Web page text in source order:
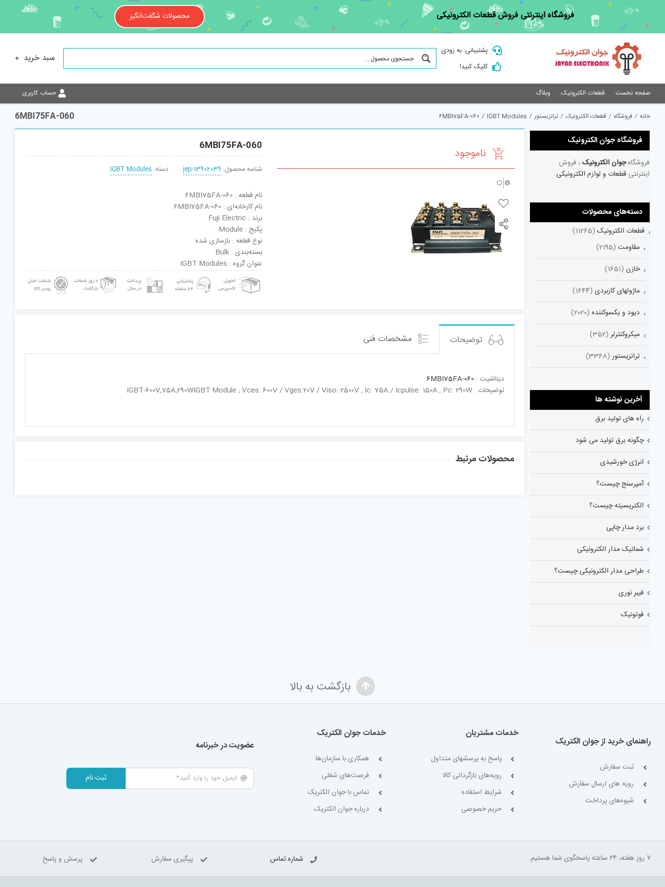
content
فروشگاه اینترنتی فروش قطعات الکترونیکی محصولات شگفت‌انگیز
پشتیبانی: به زودی
کلیک کنید!
سبد خرید 0
صفحه نخست قطعات الکترونیک وبلاگ حساب کاربری
6MBI75FA-060 خانه / فروشگاه / قطعات الکترونیک / ترانزیستور /
IGBT Modules
/
6MBI75FA-060
ناموجود 6MBI75FA-060
شناسه محصول: jep-13902039 دسته: IGBT Modules
نام قطعه : 6MBI75FA-060
نام کارخانه‌ای : 6MBI75FA-060
برند : Fuji Electric
پکیج : Module
نوع قطعه : بازسازی شده
بسته‌بندی : Bulk
عنوان گروه : IGBT Modules
توضیحات مشخصات فنی
دیتاشیت : 6MBI75FA-060
توضیحات : IGBT-600V,75A,290WIGBT Module ; Vces: 600V / Vges:20V / Viso: 2500V , Ic: 75A / Icpulse: 150A , Pc: 290W
محصولات مرتبط
فروشگاه جوان الکترونیک
فروشگاهجوان الکترونیک ، فروش
اینترنتی قطعات و لوازم الکترونیکی
دسته‌های محصولات
قطعات الکترونیک (11265)
مقاومت (2195)
خازن (1651)
ماژولهای کاربردی (1644)
دیود و یکسوکننده (2020)
میکروکنترلر (352)
ترانزیستور (3368)
آخرین نوشته ها
راه های تولید برق
چگونه برق تولید می شود
انرژی خورشیدی
آمپرسنج چیست؟
الکتریسیته چیست؟
برد مدار چاپی
شماتیک مدار الکترونیکی
طراحی مدار الکترونیکی چیست؟
فیبر نوری
فوتونیک
بازگشت به بالا
راهنمای خرید از جوان الکتریک
ثبت سفارش
رویه های ارسال سفارش
شیوه‌های پرداخت
خدمات مشتریان
پاسخ به پرسشهای متداول
رویه‌های بازگردانی کالا
شرایط استفاده
حریم خصوصی
خدمات جوان الکتریک
همکاری با سازمان‌ها
فرصت‌های شغلی
تماس با جوان الکتریک
درباره جوان الکتریک
عضویت در خبرنامه
ثبت نام
۷ روز هفته، ۲۴ ساعته پاسخگوی شما هستیم. شماره تماس پیگیری سفارش پرسش و پاسخ